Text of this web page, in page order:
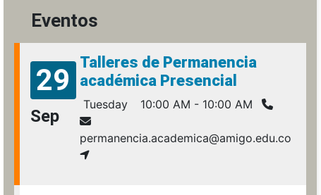
Eventos
29
Sep
Talleres de Permanencia
académica Presencial
Tuesday 10:00 AM - 10:00 AM
permanencia.academica@amigo.edu.co